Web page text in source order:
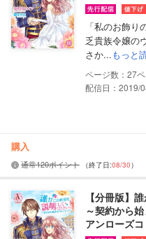
「私のお飾
乏貴族令嬢の
さか...もっと
27
配信日：2019/
購入
通常120ポイント （終了日:08/30）
【分冊版】
～契約から
アンローズコ